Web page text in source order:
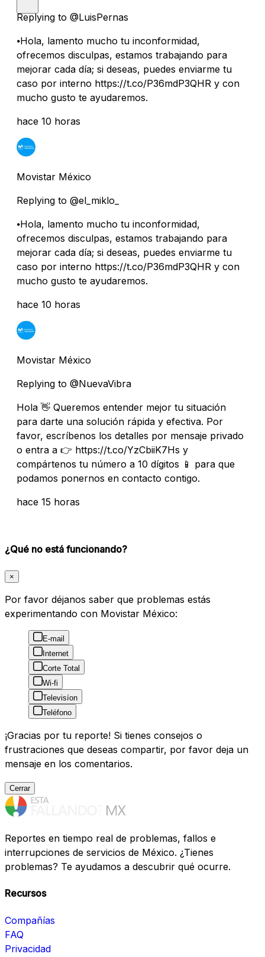
Replying to @LuisPernas
⦁Hola, lamento mucho tu inconformidad,
ofrecemos disculpas, estamos trabajando para
mejorar cada día; si deseas, puedes enviarme tu
caso por interno https://t.co/P36mdP3QHR y con
mucho gusto te ayudaremos.
hace 10 horas
Movistar México
Replying to @el_miklo_
⦁Hola, lamento mucho tu inconformidad,
ofrecemos disculpas, estamos trabajando para
mejorar cada día; si deseas, puedes enviarme tu
caso por interno https://t.co/P36mdP3QHR y con
mucho gusto te ayudaremos.
hace 10 horas
Movistar México
Replying to @NuevaVibra
Hola 👋 Queremos entender mejor tu situación
para darte una solución rápida y efectiva. Por
favor, escríbenos los detalles por mensaje privado
o entra a 👉 https://t.co/YzCbiiK7Hs y
compártenos tu número a 10 dígitos 📱 para que
podamos ponernos en contacto contigo.
hace 15 horas
¿Qué no está funcionando?
×
Por favor déjanos saber que problemas estás
experimentando con Movistar México:
E-mail
Internet
Corte Total
Wi-fi
Televisíon
Teléfono
¡Gracias por tu reporte! Si tienes consejos o
frustraciones que deseas compartir, por favor deja un
mensaje en los comentarios.
Cerrar
Reportes en tiempo real de problemas, fallos e
interrupciones de servicios de México. ¿Tienes
problemas? Te ayudamos a descubrir qué ocurre.
Recursos
Compañías
FAQ
Privacidad